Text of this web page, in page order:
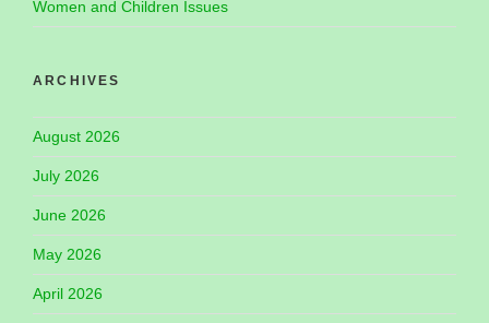
Women and Children Issues
ARCHIVES
August 2026
July 2026
June 2026
May 2026
April 2026